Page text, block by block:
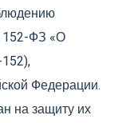
152-ФЗ «О
Федерации.
на защиту их